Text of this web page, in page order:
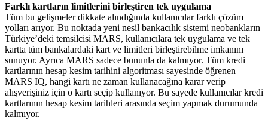
Farklı kartların limitlerini birleştiren tek uygulama
Tüm bu gelişmeler dikkate alındığında kullanıcılar farklı çözüm
yolları arıyor. Bu noktada yeni nesil bankacılık sistemi neobankların
Türkiye’deki temsilcisi MARS, kullanıcılara tek uygulama ve tek
kartta tüm bankalardaki kart ve limitleri birleştirebilme imkanını
sunuyor. Ayrıca MARS sadece bununla da kalmıyor. Tüm kredi
kartlarının hesap kesim tarihini algoritması sayesinde öğrenen
MARS IQ, hangi kartı ne zaman kullanacağına karar verip
alışverişiniz için o kartı seçip kullanıyor. Bu sayede kullanıcılar kredi
kartlarının hesap kesim tarihleri arasında seçim yapmak durumunda
kalmıyor.